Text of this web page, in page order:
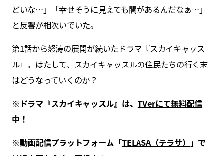
どいな…」「幸せそうに見えても闇があるんだなぁ…」
と反響が相次いでいた。
第1話から怒涛の展開が続いたドラマ『スカイキャッス
ル』。はたして、スカイキャッスルの住民たちの行く末
はどうなっていくのか？
※ドラマ『スカイキャッスル』は、 TVerにて無料配信
中 ！
※動画配信プラットフォーム「TELASA（テラサ） 」で